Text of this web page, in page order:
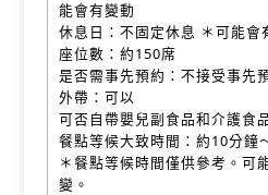
能會有變動
休息日：不固定休息 ＊可能會
座位數：約150席
是否需事先預約：不接受事先
外帶：可以
可否自帶嬰兒副食品和介護食
餐點等候大致時間：約10分鐘
＊餐點等候時間僅供參考。可
變。